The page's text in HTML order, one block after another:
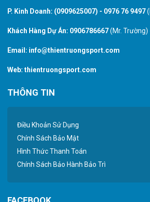
P. Kinh Doanh: (0909625007) - 0976 76 9497
Khách Hàng Dự Án: 0906786667(Mr. Trường)
Email: info@thientruongsport.com
Web: thientruongsport.com
THÔNG TIN
Điều Khoản Sử Dụng
Chính Sách Bảo Mật
Hình Thức Thanh Toán
Chính Sách Bảo Hành Bảo Trì